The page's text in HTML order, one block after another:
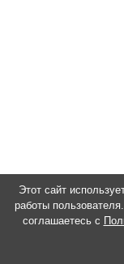
Этот сайт
работы
соглашаетесь с